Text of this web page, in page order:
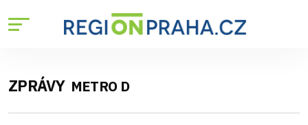
ZPRÁVY METRO D